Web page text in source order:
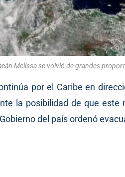
Melissa se volvió de grandes
por el Caribe en
la posibilidad de que
del país ordenó